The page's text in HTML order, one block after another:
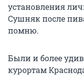
установления
Сушняк после
помню.
Были и более
курортам